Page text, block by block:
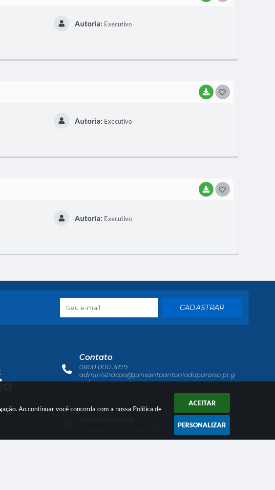
Ao continuar você concorda com a nossa Política de
ACEITAR
PERSONALIZAR
Autoria: Executivo
BAIXARG
Autoria: Executivo
BAIXARG
Autoria: Executivo
CADASTRAR
Contato
0800 000 3879
administracao@pmsantoantoniodoparaiso.pr.g
ov.br
Segunda à Sexta das 08h às 11h e das 13h às 16h